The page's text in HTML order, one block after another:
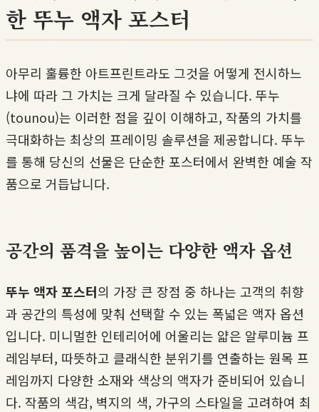
한 뚜누 액자 포스터
아무리 훌륭한 아트프린트라도 그것을 어떻게 전시하느
냐에 따라 그 가치는 크게 달라질 수 있습니다. 뚜누
(tounou)는 이러한 점을 깊이 이해하고, 작품의 가치를
극대화하는 최상의 프레이밍 솔루션을 제공합니다. 뚜누
를 통해 당신의 선물은 단순한 포스터에서 완벽한 예술 작
품으로 거듭납니다.
공간의 품격을 높이는 다양한 액자 옵션
뚜누 액자 포스터의 가장 큰 장점 중 하나는 고객의 취향
과 공간의 특성에 맞춰 선택할 수 있는 폭넓은 액자 옵션
입니다. 미니멀한 인테리어에 어울리는 얇은 알루미늄 프
레임부터, 따뜻하고 클래식한 분위기를 연출하는 원목 프
레임까지 다양한 소재와 색상의 액자가 준비되어 있습니
다. 작품의 색감, 벽지의 색, 가구의 스타일을 고려하여 최